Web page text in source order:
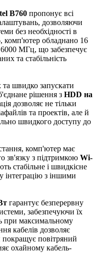
B760 пропонує всі
дозволяючи
без необхідності в
комп'ютер обладнано 16
6000 МГц, що забезпечує
та стабільність
та швидко запускати
рішення з HDD на
дозволяє не тільки
та проектів, але й
швидкого доступу до
комп'ютер має
зв'язку з підтримкою Wi-
стабільне і швидкісне
інтеграцію з іншими
гарантує безперервну
забезпечуючи їх
при максимальному
кабелів дозволяє
повітряний
охайному кабель-